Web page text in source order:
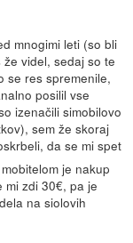
mnogimi leti (so bli
videl, sedaj so te
se res spremenile,
posilil vse
izenačili simobilovo
sem že skoraj
da se mi spet
je nakup
mi zdi 30€, pa je
na siolovih